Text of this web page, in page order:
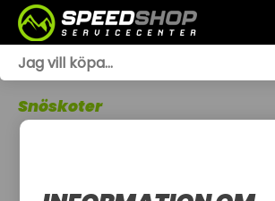
Snöskoter